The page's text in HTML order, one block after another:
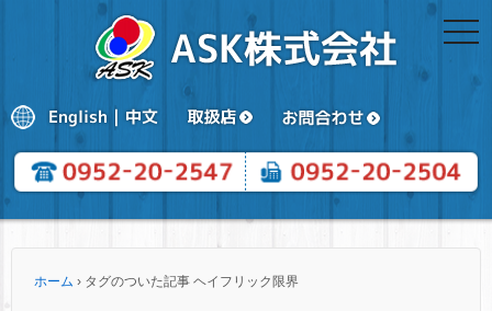
ホーム › タグのついた記事 ヘイフリック限界